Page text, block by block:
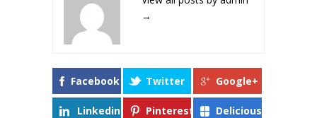
→
Facebook Twitter Google+
Linkedin Pinterest Delicious